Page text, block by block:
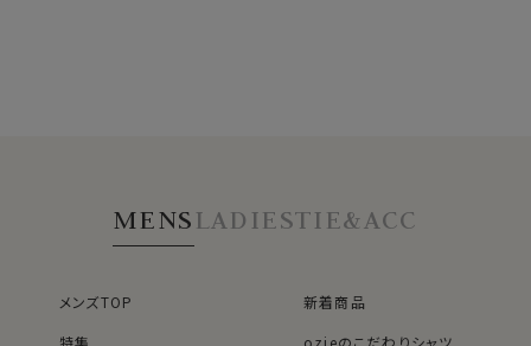
MENSLADIESTIE&ACC
メンズTOP
新着商品
特集
ozieのこだわりシャツ